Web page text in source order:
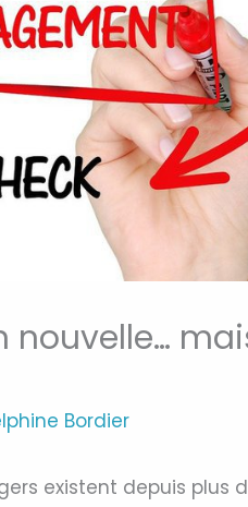
nouvelle…
Bordier
existent depuis plus